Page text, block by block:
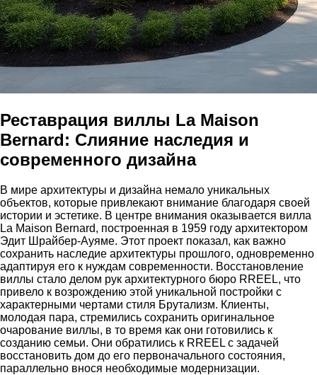
Реставрация виллы La Maison
Bernard: Слияние наследия и
современного дизайна
В мире архитектуры и дизайна немало уникальных
объектов, которые привлекают внимание благодаря своей
истории и эстетике. В центре внимания оказывается вилла
La Maison Bernard, построенная в 1959 году архитектором
Эдит Шрайбер-Ауяме. Этот проект показал, как важно
сохранить наследие архитектуры прошлого, одновременно
адаптируя его к нуждам современности. Восстановление
виллы стало делом рук архитектурного бюро RREEL, что
привело к возрождению этой уникальной постройки с
характерными чертами стиля Брутализм. Клиенты,
молодая пара, стремились сохранить оригинальное
очарование виллы, в то время как они готовились к
созданию семьи. Они обратились к RREEL с задачей
восстановить дом до его первоначального состояния,
параллельно внося необходимые модернизации.